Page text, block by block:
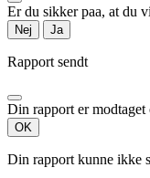
Er du sikker paa, at du
Nej Ja
Rapport sendt
Din rapport er
OK
Din rapport kunne ikke